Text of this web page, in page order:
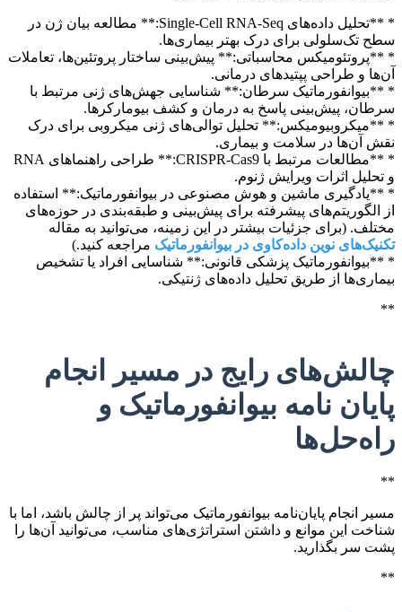
* **تحلیل داده‌های Single-Cell RNA-Seq:** مطالعه بیان ژن در
سطح تک‌سلولی برای درک بهتر بیماری‌ها.
* **پروتئومیکس محاسباتی:** پیش‌بینی ساختار پروتئین‌ها، تعاملات
آن‌ها و طراحی پپتیدهای درمانی.
* **بیوانفورماتیک سرطان:** شناسایی جهش‌های ژنی مرتبط با
سرطان، پیش‌بینی پاسخ به درمان و کشف بیومارکرها.
* **میکروبیومیکس:** تحلیل توالی‌های ژنی میکروبی برای درک
نقش آن‌ها در سلامت و بیماری.
* **مطالعات مرتبط با CRISPR-Cas9:** طراحی راهنماهای RNA
و تحلیل اثرات ویرایش ژنوم.
* **یادگیری ماشین و هوش مصنوعی در بیوانفورماتیک:** استفاده
از الگوریتم‌های پیشرفته برای پیش‌بینی و طبقه‌بندی در حوزه‌های
مختلف. (برای جزئیات بیشتر در این زمینه، می‌توانید به مقاله
تکنیک‌های نوین داده‌کاوی در بیوانفورماتیک مراجعه کنید.)
* **بیوانفورماتیک پزشکی قانونی:** شناسایی افراد یا تشخیص
بیماری‌ها از طریق تحلیل داده‌های ژنتیکی.
**
چالش‌های رایج در مسیر انجام
پایان نامه بیوانفورماتیک و
راه‌حل‌ها
**
مسیر انجام پایان‌نامه بیوانفورماتیک می‌تواند پر از چالش باشد، اما با
شناخت این موانع و داشتن استراتژی‌های مناسب، می‌توانید آن‌ها را
پشت سر بگذارید.
**